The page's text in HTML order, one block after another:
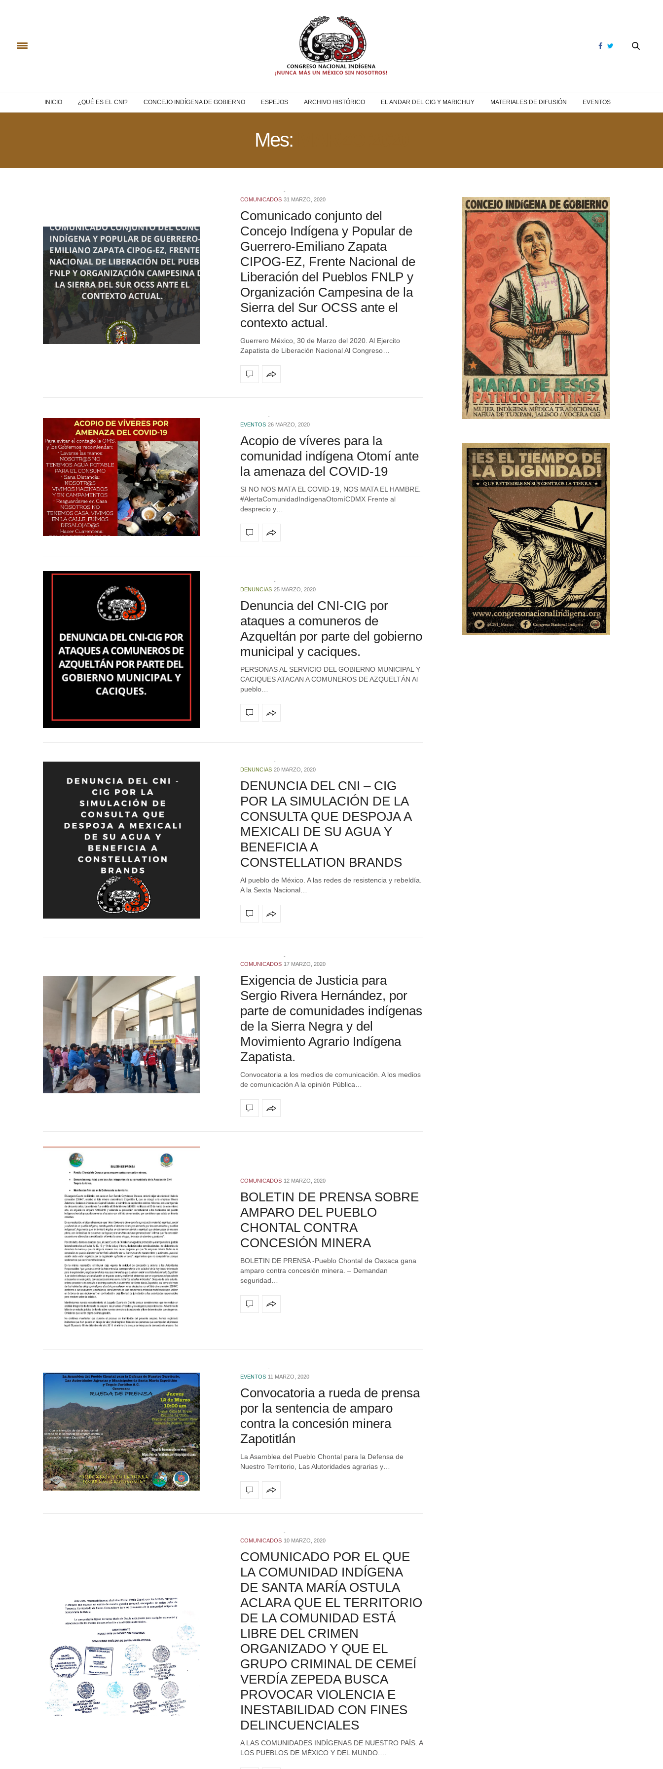
INICIO ¿QUÉ ES EL CNI? CONCEJO INDÍGENA DE GOBIERNO ESPEJOS ARCHIVO HISTÓRICO EL ANDAR DEL CIG Y MARICHUY MATERIALES DE DIFUSIÓN EVENTOS
Mes:
COMUNICADOS 31 MARZO, 2020
Comunicado conjunto del
Concejo Indígena y Popular de
Guerrero-Emiliano Zapata
CIPOG-EZ, Frente Nacional de
Liberación del Pueblos FNLP y
Organización Campesina de la
Sierra del Sur OCSS ante el
contexto actual.
Guerrero México, 30 de Marzo del 2020. Al Ejercito
Zapatista de Liberación Nacional Al Congreso…
EVENTOS 26 MARZO, 2020
Acopio de víveres para la
comunidad indígena Otomí ante
la amenaza del COVID-19
SI NO NOS MATA EL COVID-19, NOS MATA EL HAMBRE.
#AlertaComunidadIndígenaOtomíCDMX Frente al
desprecio y…
DENUNCIAS 25 MARZO, 2020
Denuncia del CNI-CIG por
ataques a comuneros de
Azqueltán por parte del gobierno
municipal y caciques.
PERSONAS AL SERVICIO DEL GOBIERNO MUNICIPAL Y
CACIQUES ATACAN A COMUNEROS DE AZQUELTÁN Al
pueblo…
DENUNCIAS 20 MARZO, 2020
DENUNCIA DEL CNI – CIG
POR LA SIMULACIÓN DE LA
CONSULTA QUE DESPOJA A
MEXICALI DE SU AGUA Y
BENEFICIA A
CONSTELLATION BRANDS
Al pueblo de México. A las redes de resistencia y rebeldía.
A la Sexta Nacional…
COMUNICADOS 17 MARZO, 2020
Exigencia de Justicia para
Sergio Rivera Hernández, por
parte de comunidades indígenas
de la Sierra Negra y del
Movimiento Agrario Indígena
Zapatista.
Convocatoria a los medios de comunicación. A los medios
de comunicación A la opinión Pública…
COMUNICADOS 12 MARZO, 2020
BOLETIN DE PRENSA SOBRE
AMPARO DEL PUEBLO
CHONTAL CONTRA
CONCESIÓN MINERA
BOLETIN DE PRENSA -Pueblo Chontal de Oaxaca gana
amparo contra concesión minera. – Demandan
seguridad…
EVENTOS 11 MARZO, 2020
Convocatoria a rueda de prensa
por la sentencia de amparo
contra la concesión minera
Zapotitlán
La Asamblea del Pueblo Chontal para la Defensa de
Nuestro Territorio, Las Alutoridades agrarias y…
COMUNICADOS 10 MARZO, 2020
COMUNICADO POR EL QUE
LA COMUNIDAD INDÍGENA
DE SANTA MARÍA OSTULA
ACLARA QUE EL TERRITORIO
DE LA COMUNIDAD ESTÁ
LIBRE DEL CRIMEN
ORGANIZADO Y QUE EL
GRUPO CRIMINAL DE CEMEÍ
VERDÍA ZEPEDA BUSCA
PROVOCAR VIOLENCIA E
INESTABILIDAD CON FINES
DELINCUENCIALES
A LAS COMUNIDADES INDÍGENAS DE NUESTRO PAÍS. A
LOS PUEBLOS DE MÉXICO Y DEL MUNDO.…